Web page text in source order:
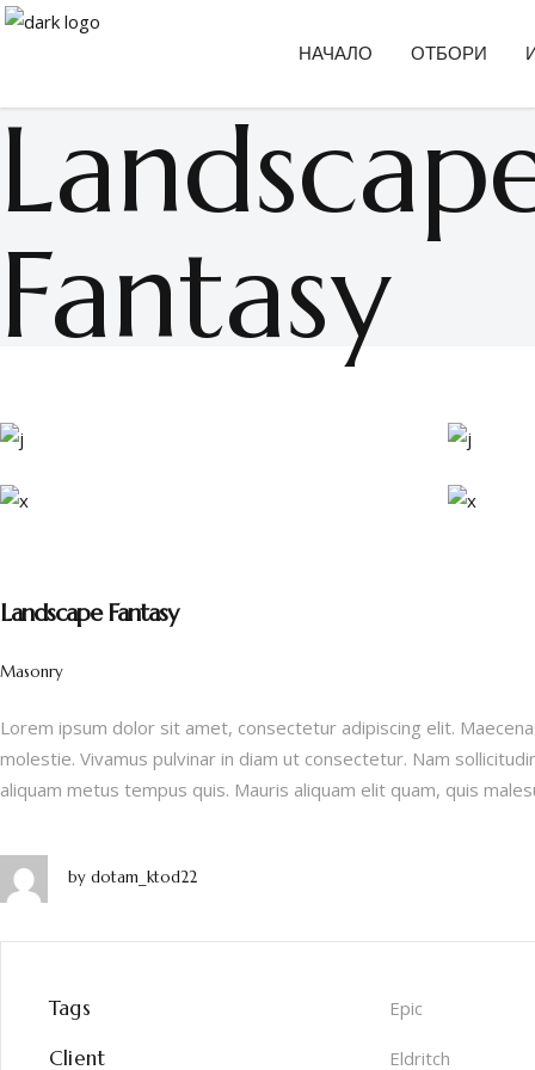
НАЧАЛО ОТБОРИ
Fantasy
Landscape Fantasy
Masonry
Lorem ipsum dolor sit amet, consectetur adipiscing elit.
molestie. Vivamus pulvinar in diam ut consectetur. Nam
aliquam metus tempus quis. Mauris aliquam elit quam, quis
by dotam_ktod22
Tags Epic
Client Eldritch